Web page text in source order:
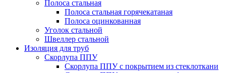
Полоса стальная
Полоса стальная горячекатаная
Полоса оцинкованная
Уголок стальной
Швеллер стальной
Изоляция для труб
Скорлупа ППУ
Скорлупа ППУ с покрытием из стеклоткани